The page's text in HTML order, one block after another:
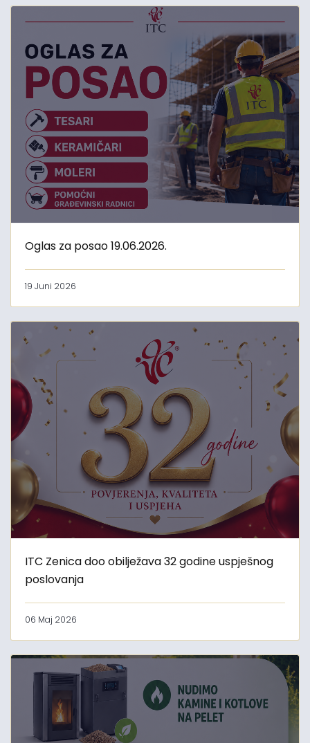
Oglas za posao 19.06.2026.
19 Juni 2026
ITC Zenica doo obilježava 32 godine uspješnog
poslovanja
06 Maj 2026